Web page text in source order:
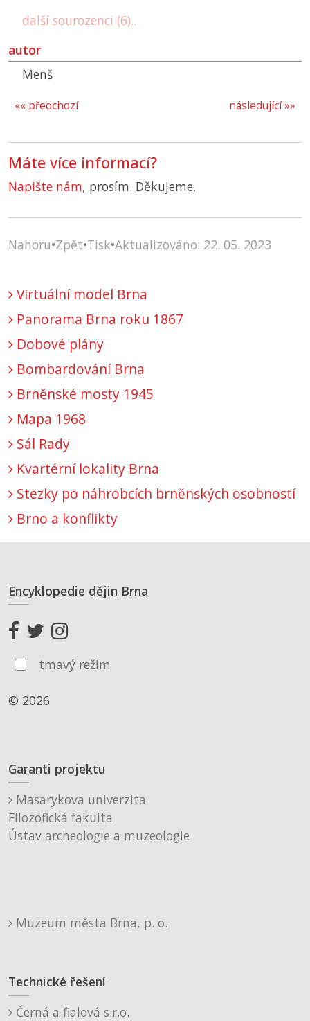
další sourozenci (6)...
autor
Menš
následující »»
«« předchozí
Máte více informací?
Napište nám, prosím. Děkujeme.
Nahoru•Zpět•Tisk•Aktualizováno: 22. 05. 2023
Virtuální model Brna
Panorama Brna roku 1867
Dobové plány
Bombardování Brna
Brněnské mosty 1945
Mapa 1968
Sál Rady
Kvartérní lokality Brna
Stezky po náhrobcích brněnských osobností
Brno a konflikty
Encyklopedie dějin Brna
tmavý režim
© 2026
Garanti projektu
Masarykova univerzita
Filozofická fakulta
Ústav archeologie a muzeologie
Muzeum města Brna, p. o.
Technické řešení
Černá a fialová s.r.o.